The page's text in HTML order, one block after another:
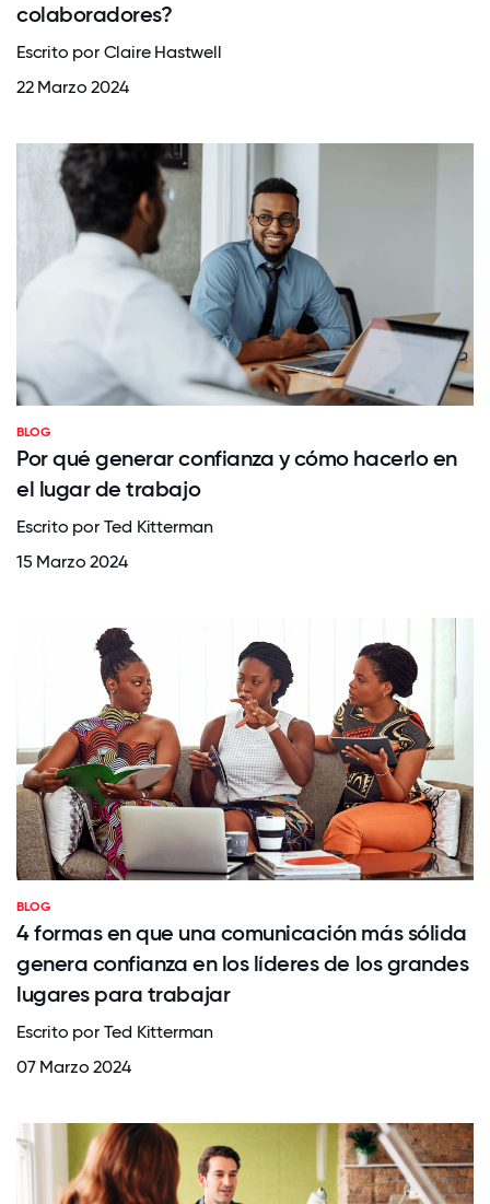
colaboradores?
Escrito por Claire Hastwell
22 Marzo 2024
BLOG
Por qué generar confianza y cómo hacerlo en
el lugar de trabajo
Escrito por Ted Kitterman
15 Marzo 2024
BLOG
4 formas en que una comunicación más sólida
genera confianza en los líderes de los grandes
lugares para trabajar
Escrito por Ted Kitterman
07 Marzo 2024